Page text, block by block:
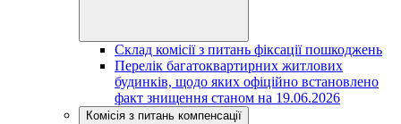
Склад комісії з питань фіксації пошкоджень
Перелік багатоквартирних житлових
будинків, щодо яких офіційно встановлено
факт знищення станом на 19.06.2026
Комісія з питань компенсації